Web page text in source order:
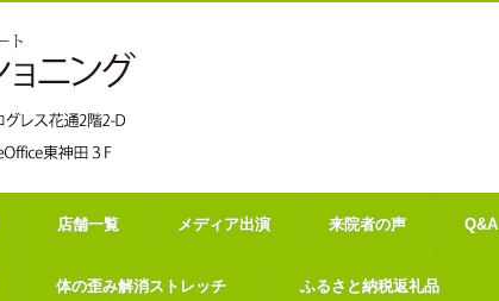
店舗一覧 メディア出演 来院者の声 Q&A
体の歪み解消ストレッチ ふるさと納税返礼品